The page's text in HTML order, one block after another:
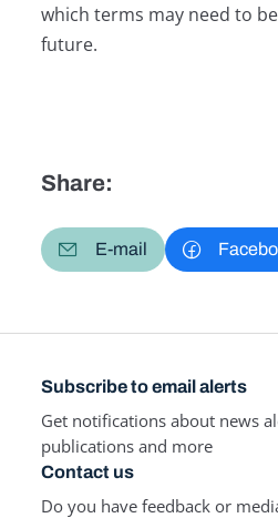
which terms may need to
future.
Share:
E-mail
Subscribe to email alerts
Get notifications about news
publications and more
Contact us
Do you have feedback or